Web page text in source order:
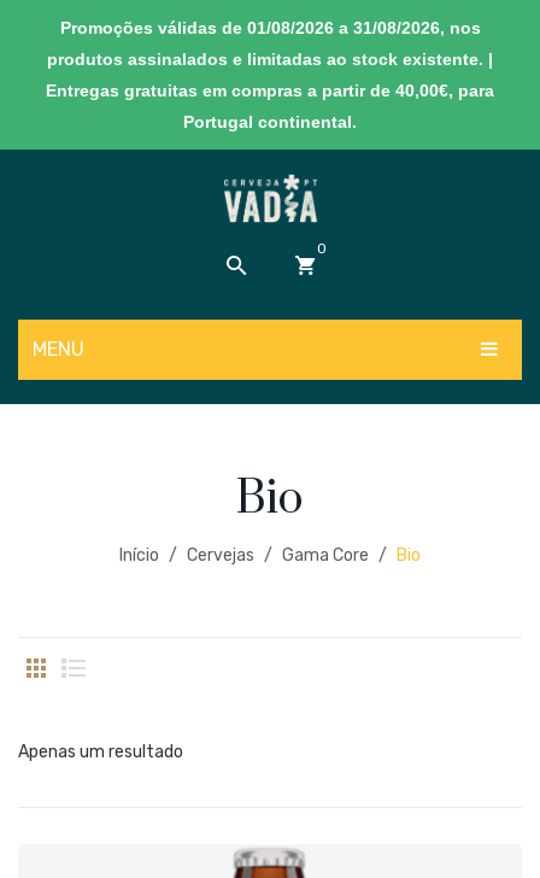
Promoções válidas de 01/08/2026 a 31/08/2026, nos
produtos assinalados e limitadas ao stock existente. |
Entregas gratuitas em compras a partir de 40,00€, para
Portugal continental.
0
MENU
PRODUTOS
Edições Limitadas
Bio
Início / Cervejas / Gama Core / Bio
Apenas um resultado